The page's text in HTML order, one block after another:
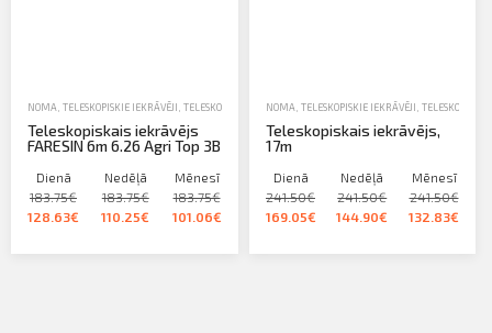
NOMA TELESKOPISKIE IEKRĀVĒJI TELESKOPISKIE UN NOLIKTAVU IEKRĀVĒJI
Teleskopiskais iekrāvējs
FARESIN 6m 6.26 Agri Top 3B
Dienā
183.75€
128.63€
Nedēļā
183.75€
110.25€
Mēnesī
183.75€
101.06€
NOMA TELESKOPISKIE IEKRĀVĒJI
Teleskopiskais iekrāvējs,
17m
Dienā
241.50€
169.05€
Nedēļā
241.50€
144.90€
Mēnesī
241.50€
132.83€